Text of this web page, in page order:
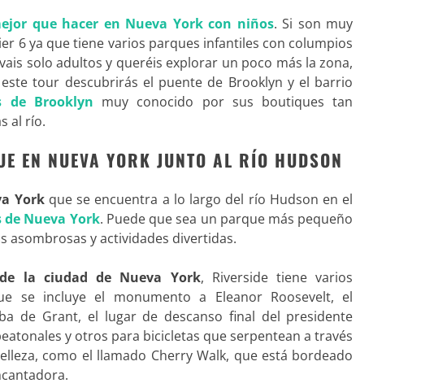
que hacer en Nueva York con niños. Si son muy
6 ya que tiene varios parques infantiles con columpios
solo adultos y queréis explorar un poco más la zona,
tour descubrirás el puente de Brooklyn y el barrio
de Brooklyn muy conocido por sus boutiques tan
al río.
EN NUEVA YORK JUNTO AL RÍO HUDSON
York que se encuentra a lo largo del río Hudson en el
Nueva York. Puede que sea un parque más pequeño
asombrosas y actividades divertidas.
la ciudad de Nueva York, Riverside tiene varios
se incluye el monumento a Eleanor Roosevelt, el
de Grant, el lugar de descanso final del presidente
y otros para bicicletas que serpentean a través
como el llamado Cherry Walk, que está bordeado